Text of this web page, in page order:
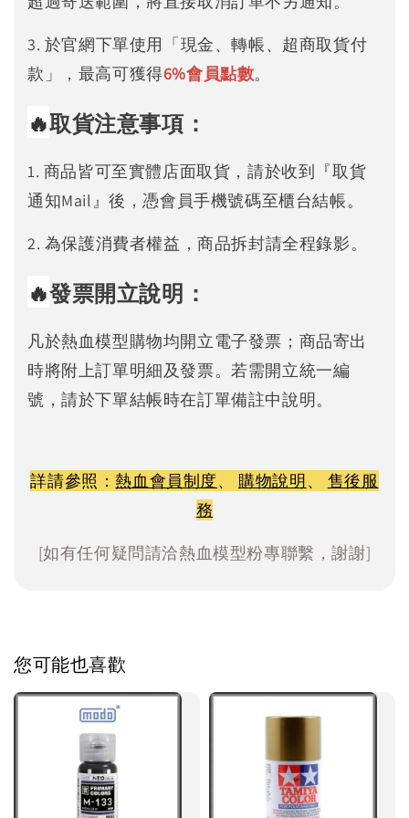
3. 於官網下單使用「現金、轉帳、超商取貨付
款」，最高可獲得6%會員點數。
🔥取貨注意事項：
1. 商品皆可至實體店面取貨，請於收到『取貨
通知Mail』後，憑會員手機號碼至櫃台結帳。
2. 為保護消費者權益，商品拆封請全程錄影。
🔥發票開立說明：
凡於熱血模型購物均開立電子發票；商品寄出
時將附上訂單明細及發票。若需開立統一編
號，請於下單結帳時在訂單備註中說明。
詳請參照：熱血會員制度、 購物說明、 售後服
務
[如有任何疑問請洽熱血模型粉專聯繫，謝謝]
您可能也喜歡